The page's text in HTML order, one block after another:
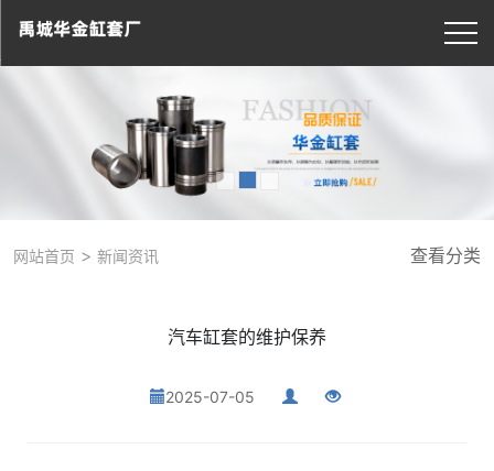
网站首页 > 新闻资讯 查看分类
汽车缸套的维护保养
2025-07-05